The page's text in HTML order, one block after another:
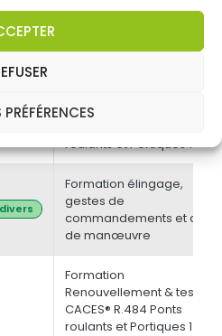
Manoeuvre -
Formation Initiale & tests
roulants et Portiques 1
Formation élingage,
gestes de
commandements et chef
de manœuvre
Formation
Renouvellement & tests
CACES® R.484 Ponts
roulants et Portiques 1